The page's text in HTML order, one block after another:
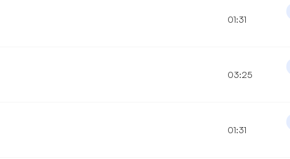
01:31
03:25
01:31